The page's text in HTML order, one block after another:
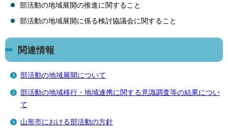
部活動の地域展開の推進に関すること
部活動の地域展開に係る検討協議会に関すること
関連情報
部活動の地域展開について
部活動の地域移行・地域連携に関する意識調査等の結果につい
て
山形市における部活動の方針